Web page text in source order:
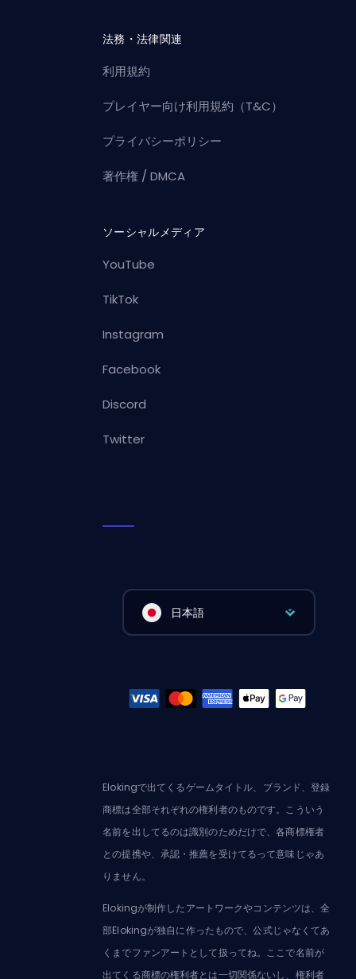
法務・法律関連
利用規約
プレイヤー向け利用規約（T&C）
プライバシーポリシー
著作権 / DMCA
ソーシャルメディア
YouTube
TikTok
Instagram
Facebook
Discord
Twitter
日本語
Elokingで出てくるゲームタイトル、ブランド、登録
商標は全部それぞれの権利者のものです。こういう
名前を出してるのは識別のためだけで、各商標権者
との提携や、承認・推薦を受けてるって意味じゃあ
りません。
Elokingが制作したアートワークやコンテンツは、全
部Elokingが独自に作ったもので、公式じゃなくてあ
くまでファンアートとして扱ってね。ここで名前が
出てくる商標の権利者とは一切関係ないし、権利者